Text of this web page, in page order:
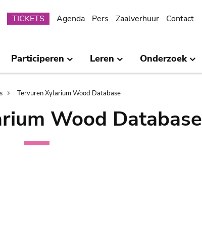
Submenu
TICKETS Agenda Pers Zaalverhuur Contact
Participeren Leren Onderzoek
Tervuren Xylarium Wood Database
Wood Database